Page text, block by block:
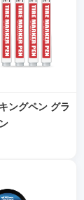
ングペン グラ